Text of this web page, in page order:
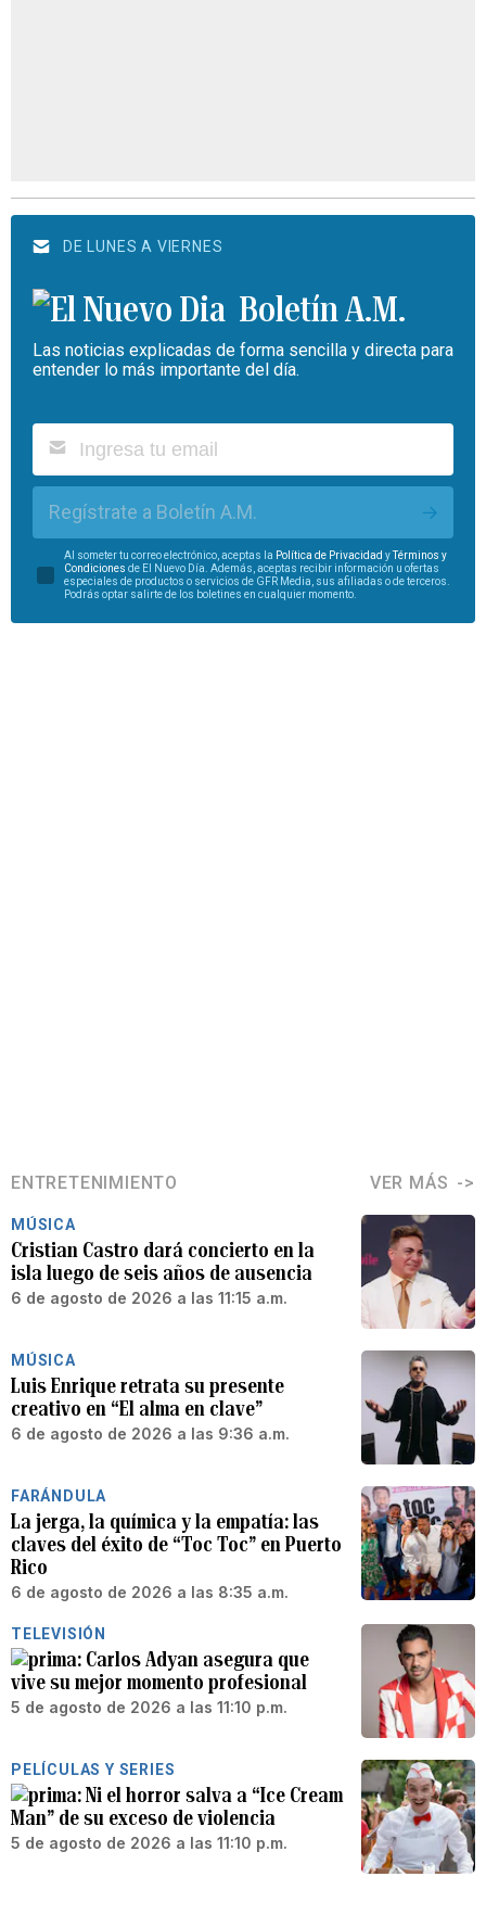
DE LUNES A VIERNES
Boletín A.M.
Las noticias explicadas de forma sencilla y directa para
entender lo más importante del día.
Regístrate a Boletín A.M.
Al someter tu correo electrónico, aceptas la Política de Privacidad yTérminos y
Condiciones de El Nuevo Día. Además, aceptas recibir información u ofertas
especiales de productos o servicios de GFR Media, sus afiliadas o de terceros.
Podrás optar salirte de los boletines en cualquier momento.
ENTRETENIMIENTO VER MÁS
MÚSICA
Cristian Castro dará concierto en la
isla luego de seis años de ausencia
6 de agosto de 2026 a las 11:15 a.m.
MÚSICA
Luis Enrique retrata su presente
creativo en “El alma en clave”
6 de agosto de 2026 a las 9:36 a.m.
FARÁNDULA
La jerga, la química y la empatía: las
claves del éxito de “Toc Toc” en Puerto
Rico
6 de agosto de 2026 a las 8:35 a.m.
TELEVISIÓN
Carlos Adyan asegura que
vive su mejor momento profesional
5 de agosto de 2026 a las 11:10 p.m.
PELÍCULAS Y SERIES
Ni el horror salva a “Ice Cream
Man” de su exceso de violencia
5 de agosto de 2026 a las 11:10 p.m.